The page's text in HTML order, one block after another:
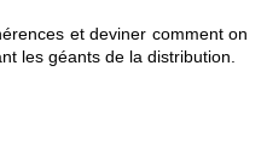
et deviner comment on
les géants de la distribution.